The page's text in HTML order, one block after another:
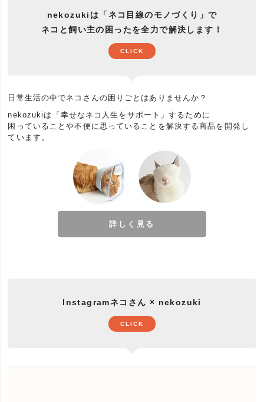
nekozukiは「ネコ目線のモノづくり」で
ネコと飼い主の困ったを全力で解決します！
CLICK
日常生活の中でネコさんの困りごとはありませんか？
nekozukiは「幸せなネコ人生をサポート」するために
困っていることや不便に思っていることを解決する商品を開発し
ています。
詳しく見る
Instagramネコさん × nekozuki
CLICK